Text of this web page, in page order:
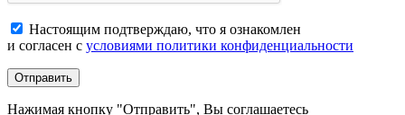
Настоящим подтверждаю, что я ознакомлен
и согласен с условиями политики конфиденциальности
Отправить
Нажимая кнопку "Отправить", Вы соглашаетесь